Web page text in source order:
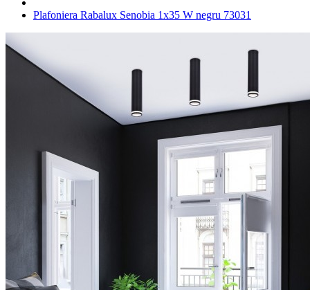
Plafoniera Rabalux Senobia 1x35 W negru 73031